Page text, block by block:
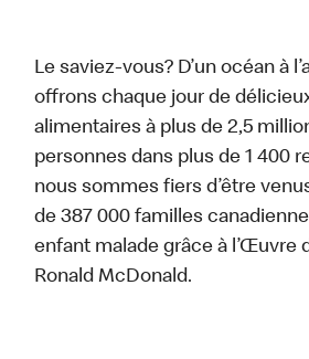
Le saviez-vous? D’un océan à
offrons chaque jour de
alimentaires à plus de 2,5
personnes dans plus de 1 400
nous sommes fiers d’être
de 387 000 familles
enfant malade grâce à l’Œuvre
Ronald McDonald.